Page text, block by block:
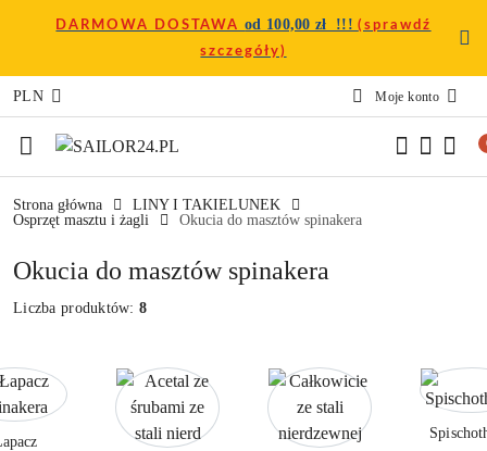
Przejdź do treści głównej
Przejdź do wyszukiwarki
Przejdź do moje konto
Przejdź do menu głównego
Przejdź do stopki
DARMOWA DOSTAWAod 100,00 zł !!!(sprawdź
szczegóły)
PLN Moje konto
Strona główna
LINY I TAKIELUNEK
Osprzęt masztu i żagli
Okucia do masztów spinakera
Okucia do masztów spinakera
Liczba produktów:8